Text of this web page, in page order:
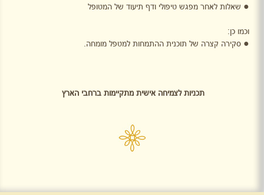
● שאלות לאחר מפגש טיפולי ודף תיעוד של המטופל
וכמו כן:
● סקירה קצרה של תוכנית ההתמחות למטפל מומחה.
תכניות לצמיחה אישית מתקיימות ברחבי הארץ